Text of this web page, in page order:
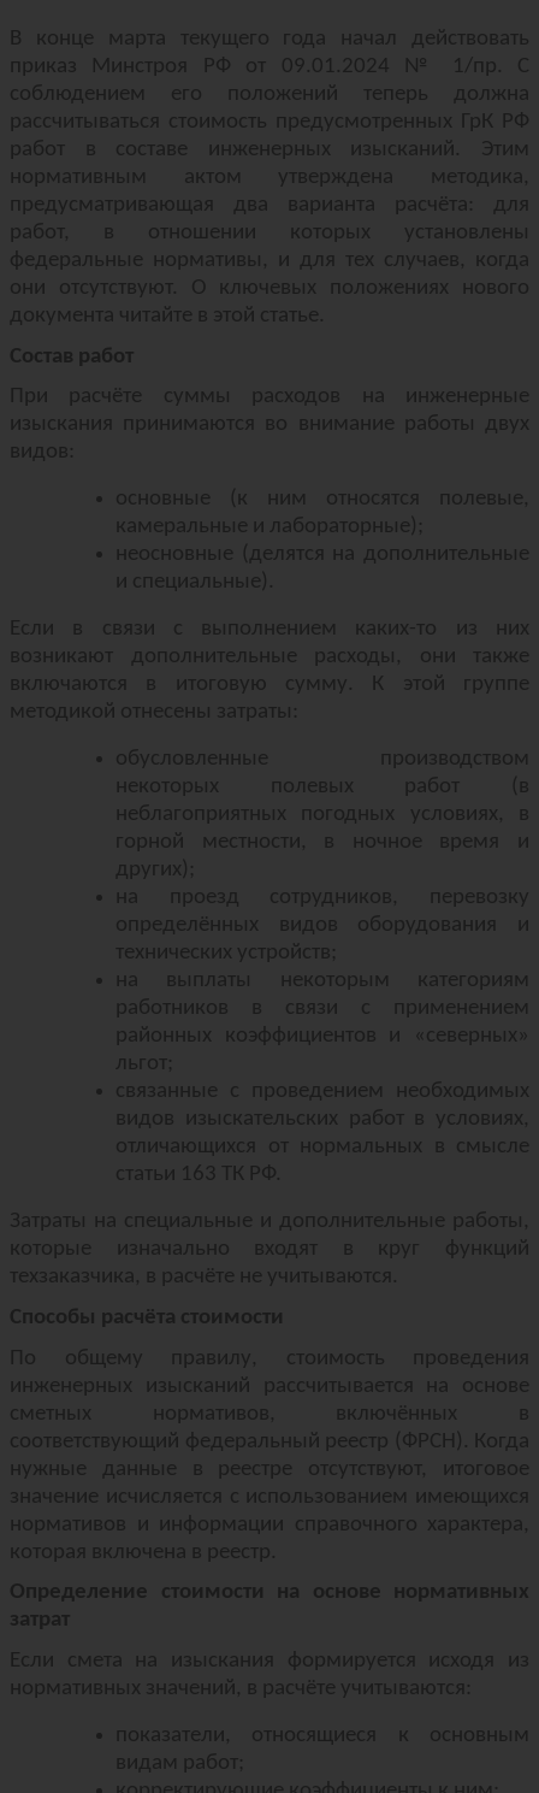
В конце марта текущего года начал действовать
приказ Минстроя РФ от 09.01.2024 № 1/пр. С
соблюдением его положений теперь должна
рассчитываться стоимость предусмотренных ГрК РФ
работ в составе инженерных изысканий. Этим
нормативным актом утверждена методика,
предусматривающая два варианта расчёта: для
работ, в отношении которых установлены
федеральные нормативы, и для тех случаев, когда
они отсутствуют. О ключевых положениях нового
документа читайте в этой статье.
Состав работ
При расчёте суммы расходов на инженерные
изыскания принимаются во внимание работы двух
видов:
основные (к ним относятся полевые,
камеральные и лабораторные);
неосновные (делятся на дополнительные
и специальные).
Если в связи с выполнением каких-то из них
возникают дополнительные расходы, они также
включаются в итоговую сумму. К этой группе
методикой отнесены затраты:
обусловленные производством
некоторых полевых работ (в
неблагоприятных погодных условиях, в
горной местности, в ночное время и
других);
на проезд сотрудников, перевозку
определённых видов оборудования и
технических устройств;
на выплаты некоторым категориям
работников в связи с применением
районных коэффициентов и «северных»
льгот;
связанные с проведением необходимых
видов изыскательских работ в условиях,
отличающихся от нормальных в смысле
статьи 163 ТК РФ.
Затраты на специальные и дополнительные работы,
которые изначально входят в круг функций
техзаказчика, в расчёте не учитываются.
Способы расчёта стоимости
По общему правилу, стоимость проведения
инженерных изысканий рассчитывается на основе
сметных нормативов, включённых в
соответствующий федеральный реестр (ФРСН). Когда
нужные данные в реестре отсутствуют, итоговое
значение исчисляется с использованием имеющихся
нормативов и информации справочного характера,
которая включена в реестр.
Определение стоимости на основе нормативных
затрат
Если смета на изыскания формируется исходя из
нормативных значений, в расчёте учитываются:
показатели, относящиеся к основным
видам работ;